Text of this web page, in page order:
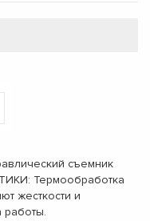
съемник
Термообработка
жесткости и
работы.